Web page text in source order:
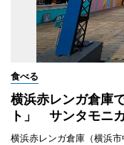
食べる
横浜赤レンガ倉庫
ト」 サンタモニ
横浜赤レンガ倉庫（横浜